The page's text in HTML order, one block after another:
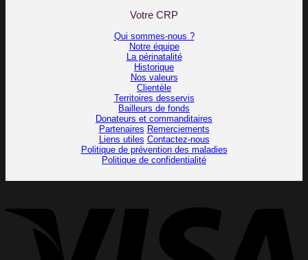
Votre CRP
Qui sommes-nous ?
Notre équipe
La périnatalité
Historique
Nos valeurs
Clientèle
Territoires desservis
Bailleurs de fonds
Donateurs et commanditaires
Partenaires Remerciements
Liens utiles Contactez-nous
Politique de prévention des maladies
Politique de confidentialité